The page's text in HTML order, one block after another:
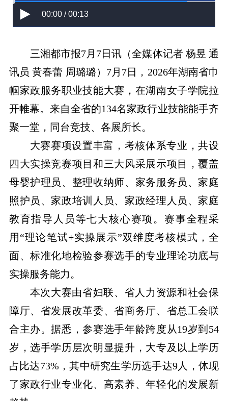
00:00 / 00:13
三湘都市报7月7日讯（全媒体记者 杨昱 通
讯员 黄春蕾 周璐璐）7月7日，2026年湖南省巾
帼家政服务职业技能大赛，在湖南女子学院拉
开帷幕。来自全省的134名家政行业技能能手齐
聚一堂，同台竞技、各展所长。
大赛赛项设置丰富，考核体系专业，共设
四大实操竞赛项目和三大风采展示项目，覆盖
母婴护理员、整理收纳师、家务服务员、家庭
照护员、家政培训人员、家政经理人员、家庭
教育指导人员等七大核心赛项。赛事全程采
用“理论笔试+实操展示”双维度考核模式，全
面、标准化地检验参赛选手的专业理论功底与
实操服务能力。
本次大赛由省妇联、省人力资源和社会保
障厅、省发展改革委、省商务厅、省总工会联
合主办。据悉，参赛选手年龄跨度从19岁到54
岁，选手学历层次明显提升，大专及以上学历
占比达73%，其中研究生学历选手达9人，体现
了家政行业专业化、高素养、年轻化的发展新